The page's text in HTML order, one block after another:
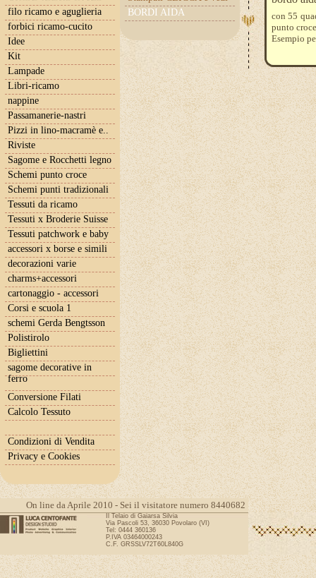
BORDI AIDA
filo ricamo e aguglieria
forbici ricamo-cucito
Idee
Kit
Lampade
Libri-ricamo
nappine
Passamanerie-nastri
Pizzi in lino-macramè e..
Riviste
Sagome e Rocchetti legno
Schemi punto croce
Schemi punti tradizionali
Tessuti da ricamo
Tessuti x Broderie Suisse
Tessuti patchwork e baby
accessori x borse e simili
decorazioni varie
charms+accessori
cartonaggio - accessori
Corsi e scuola 1
schemi Gerda Bengtsson
Polistirolo
Bigliettini
sagome decorative in
ferro
Conversione Filati
Calcolo Tessuto
Condizioni di Vendita
Privacy e Cookies
con 55
punto
Esempio
On line da Aprile 2010 - Sei il visitatore numero 8440682
Il Telaio di Gaiarsa Silvia
Via Pascoli 53, 36030 Povolaro (VI)
Tel: 0444 360136
P.IVA 03464000243
C.F. GRSSLV72T60L840G